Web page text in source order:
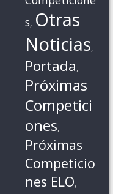
s, Otras
Noticias,
Portada,
Próximas
Competici
ones,
Próximas
Competicio
nes ELO,